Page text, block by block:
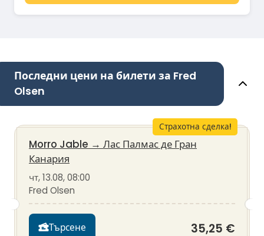
Последни цени на билети за Fred
Olsen
Страхотна сделка!
Morro Jable → Лас Палмас де Гран
Канария
чт, 13.08, 08:00
Fred Olsen
Търсене 35,25 €